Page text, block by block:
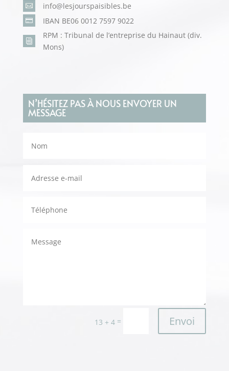
 info@lesjourspaisibles.be
 IBAN BE06 0012 7597 9022
i
RPM : Tribunal de l’entreprise du Hainaut (div.
Mons)
N’HÉSITEZ PAS À NOUS ENVOYER UN
MESSAGE
13 + 4 = Envoi